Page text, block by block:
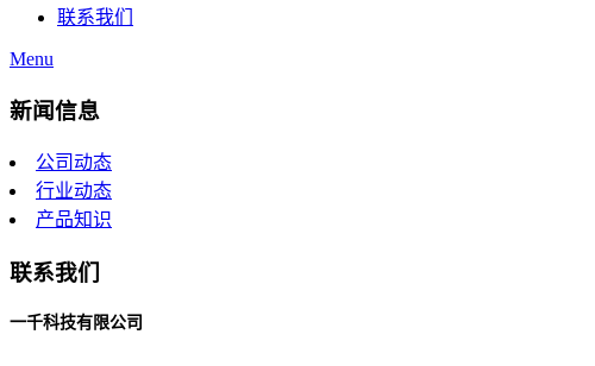
联系我们
Menu
新闻信息
公司动态
行业动态
产品知识
联系我们
一千科技有限公司